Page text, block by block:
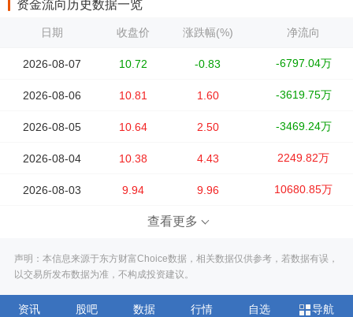
资金流向历史数据一览
日期 收盘价 涨跌幅(%) 净流向
2026-08-07 10.72 -0.83 -6797.04万
2026-08-06 10.81 1.60 -3619.75万
2026-08-05 10.64 2.50 -3469.24万
2026-08-04 10.38 4.43 2249.82万
2026-08-03 9.94 9.96 10680.85万
查看更多
声明：本信息来源于东方财富Choice数据，相关数据仅供参考，若数据有误，
以交易所发布数据为准，不构成投资建议。
资讯 股吧 数据 行情 自选 导航